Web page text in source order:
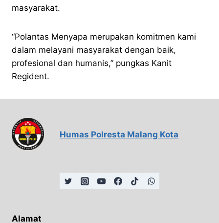
masyarakat.
“Polantas Menyapa merupakan komitmen kami
dalam melayani masyarakat dengan baik,
profesional dan humanis,” pungkas Kanit
Regident.
Humas Polresta Malang Kota
Alamat